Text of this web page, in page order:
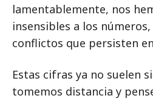
lamentablemente, nos
insensibles a los
conflictos que persisten
Estas cifras ya no suelen
tomemos distancia y